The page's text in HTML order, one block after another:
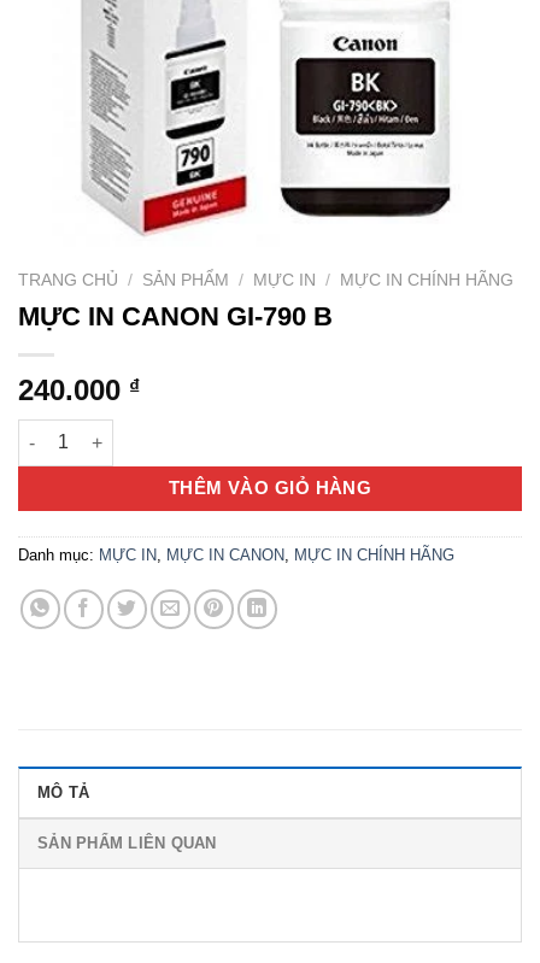
TRANG CHỦ / SẢN PHẨM / MỰC IN / MỰC IN CHÍNH HÃNG
MỰC IN CANON GI-790 B
240.000 ₫
MỰC IN CANON GI-790 B số lượng
THÊM VÀO GIỎ HÀNG
Danh mục: MỰC IN, MỰC IN CANON, MỰC IN CHÍNH HÃNG
MÔ TẢ
SẢN PHẨM LIÊN QUAN